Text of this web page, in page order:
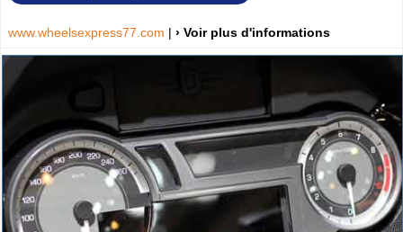
www.wheelsexpress77.com | › Voir plus d'informations